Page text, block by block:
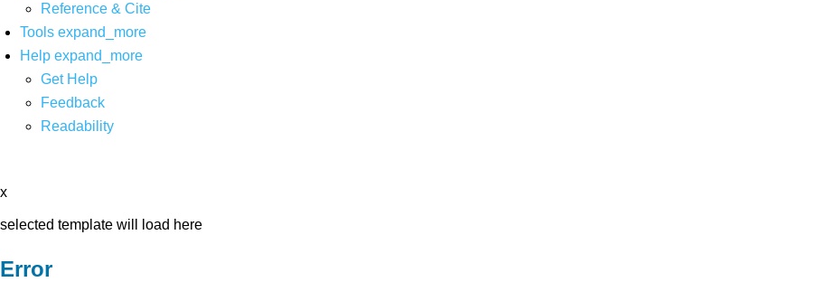
Reference & Cite
Tools expand_more
Help expand_more
Get Help
Feedback
Readability
x
selected template will load here
Error